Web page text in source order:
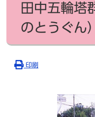
田中五輪塔
のとうぐん）
印刷